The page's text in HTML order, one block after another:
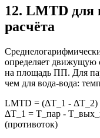
12. LMTD для
расчёта
определяет движущую
на площадь ПП. Для
чем для вода-вода:
LMTD = (ΔT_1 - ΔT_2)
ΔT_1 = T_пар -
(противоток)